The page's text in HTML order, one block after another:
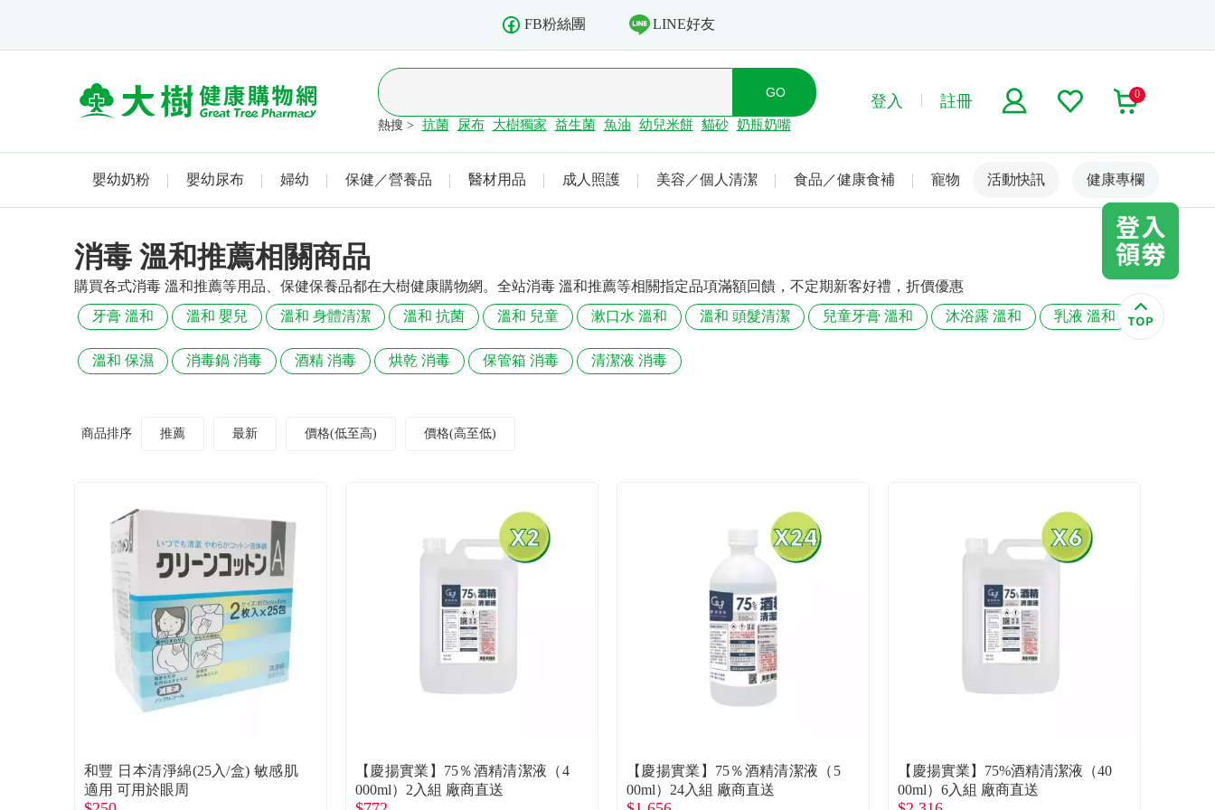
FB粉絲團 LINE好友
熱搜 > 抗菌 尿布 大樹獨家 益生菌 魚油 幼兒米餅 貓砂 奶瓶奶嘴
登入 註冊 0
嬰幼奶粉 嬰幼尿布 婦幼 保健／營養品 醫材用品 成人照護 美容／個人清潔 食品／健康食補 寵物 名人嚴選
活動快訊 健康專欄
消毒 溫和推薦相關商品
購買各式消毒 溫和推薦等用品、保健保養品都在大樹健康購物網。全站消毒 溫和推薦等相關指定品項滿額回饋，不定期新客好禮，折價優惠
牙膏 溫和
溫和 嬰兒 溫和 身體清潔 溫和 抗菌 溫和 兒童 漱口水 溫和 溫和 頭髮清潔 兒童牙膏 溫和 沐浴露 溫和 乳液 溫和
溫和 保濕 消毒鍋 消毒 酒精 消毒 烘乾 消毒 保管箱 消毒 清潔液 消毒
商品排序 推薦 最新 價格(低至高) 價格(高至低)
和豐 日本清淨綿(25入/盒) 敏感肌
適用 可用於眼周
【慶揚實業】75％酒精清潔液（4
000ml）2入組 廠商直送
【慶揚實業】75％酒精清潔液（5
00ml）24入組 廠商直送
【慶揚實業】75%酒精清潔液（40
00ml）6入組 廠商直送